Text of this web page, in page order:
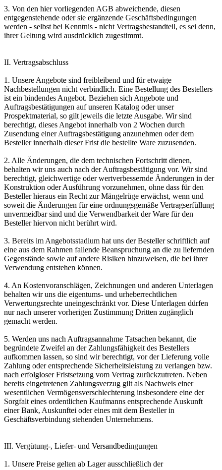
3. Von den hier vorliegenden AGB abweichende, diesen
entgegenstehende oder sie ergänzende Geschäftsbedingungen
werden - selbst bei Kenntnis - nicht Vertragsbestandteil, es sei denn,
ihrer Geltung wird ausdrücklich zugestimmt.
II. Vertragsabschluss
1. Unsere Angebote sind freibleibend und für etwaige
Nachbestellungen nicht verbindlich. Eine Bestellung des Bestellers
ist ein bindendes Angebot. Beziehen sich Angebote und
Auftragsbestätigungen auf unseren Katalog oder unser
Prospektmaterial, so gilt jeweils die letzte Ausgabe. Wir sind
berechtigt, dieses Angebot innerhalb von 2 Wochen durch
Zusendung einer Auftragsbestätigung anzunehmen oder dem
Besteller innerhalb dieser Frist die bestellte Ware zuzusenden.
2. Alle Änderungen, die dem technischen Fortschritt dienen,
behalten wir uns auch nach der Auftragsbestätigung vor. Wir sind
berechtigt, gleichwertige oder wertverbessernde Änderungen in der
Konstruktion oder Ausführung vorzunehmen, ohne dass für den
Besteller hieraus ein Recht zur Mängelrüge erwächst, wenn und
soweit die Änderungen für eine ordnungsgemäße Vertragserfüllung
unvermeidbar sind und die Verwendbarkeit der Ware für den
Besteller hiervon nicht berührt wird.
3. Bereits im Angebotsstadium hat uns der Besteller schriftlich auf
eine aus dem Rahmen fallende Beanspruchung an die zu liefernden
Gegenstände sowie auf andere Risiken hinzuweisen, die bei ihrer
Verwendung entstehen können.
4. An Kostenvoranschlägen, Zeichnungen und anderen Unterlagen
behalten wir uns die eigentums- und urheberrechtlichen
Verwertungsrechte uneingeschränkt vor. Diese Unterlagen dürfen
nur nach unserer vorherigen Zustimmung Dritten zugänglich
gemacht werden.
5. Werden uns nach Auftragsannahme Tatsachen bekannt, die
begründete Zweifel an der Zahlungsfähigkeit des Bestellers
aufkommen lassen, so sind wir berechtigt, vor der Lieferung volle
Zahlung oder entsprechende Sicherheitsleistung zu verlangen bzw.
nach erfolgloser Fristsetzung vom Vertrag zurückzutreten. Neben
bereits eingetretenen Zahlungsverzug gilt als Nachweis einer
wesentlichen Vermögensverschlechterung insbesondere eine der
Sorgfalt eines ordentlichen Kaufmanns entsprechende Auskunft
einer Bank, Auskunftei oder eines mit dem Besteller in
Geschäftsverbindung stehenden Unternehmens.
III. Vergütung-, Liefer- und Versandbedingungen
1. Unsere Preise gelten ab Lager ausschließlich der